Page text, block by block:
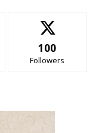
100
Followers